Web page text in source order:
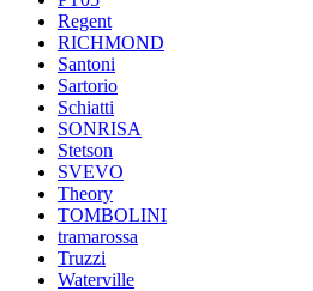
Regent
RICHMOND
Santoni
Sartorio
Schiatti
SONRISA
Stetson
SVEVO
Theory
TOMBOLINI
tramarossa
Truzzi
Waterville